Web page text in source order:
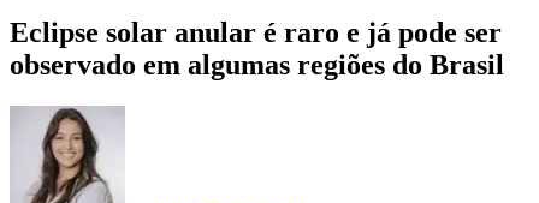
Eclipse solar anular é raro e já pode ser
observado em algumas regiões do Brasil